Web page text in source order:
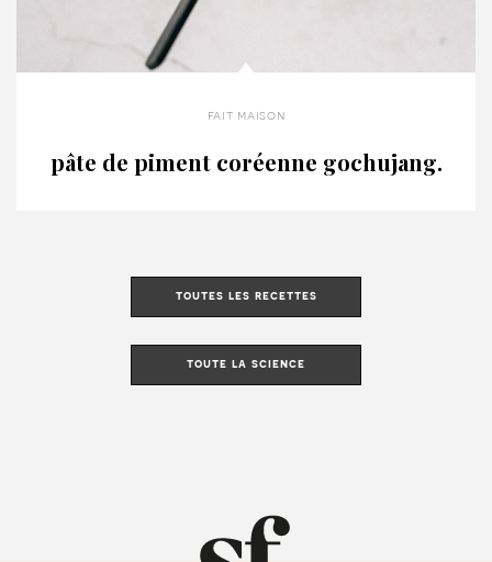
fait maison
pâte de piment coréenne gochujang.
toutes les recettes
toute la science